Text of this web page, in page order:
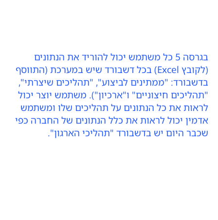
בגרסה 5 כל משתמש יכול להוריד את הנתונים
(לקובץ Excel) בכל דשבורד שיש במערכת (התווסף
בדשבורד: "ממתינים לביצוע", "תהליכים שיצרתי",
"תהליכים חיצוניים" ו"ארכיון"). משתמש יוצר יכול
לראות את כל הנתונים על תהליכים שלו ומשתמש
אדמין יכול לראות את כלל הנתונים של החברה כפי
שכבר היום יש בדשבורד "תהליכי הארגון".